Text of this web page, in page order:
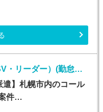
コールセンター管理・運営（SV・リーダー）(勤怠管理システムヘルプデスク)
遣】札幌市内のコール
件…